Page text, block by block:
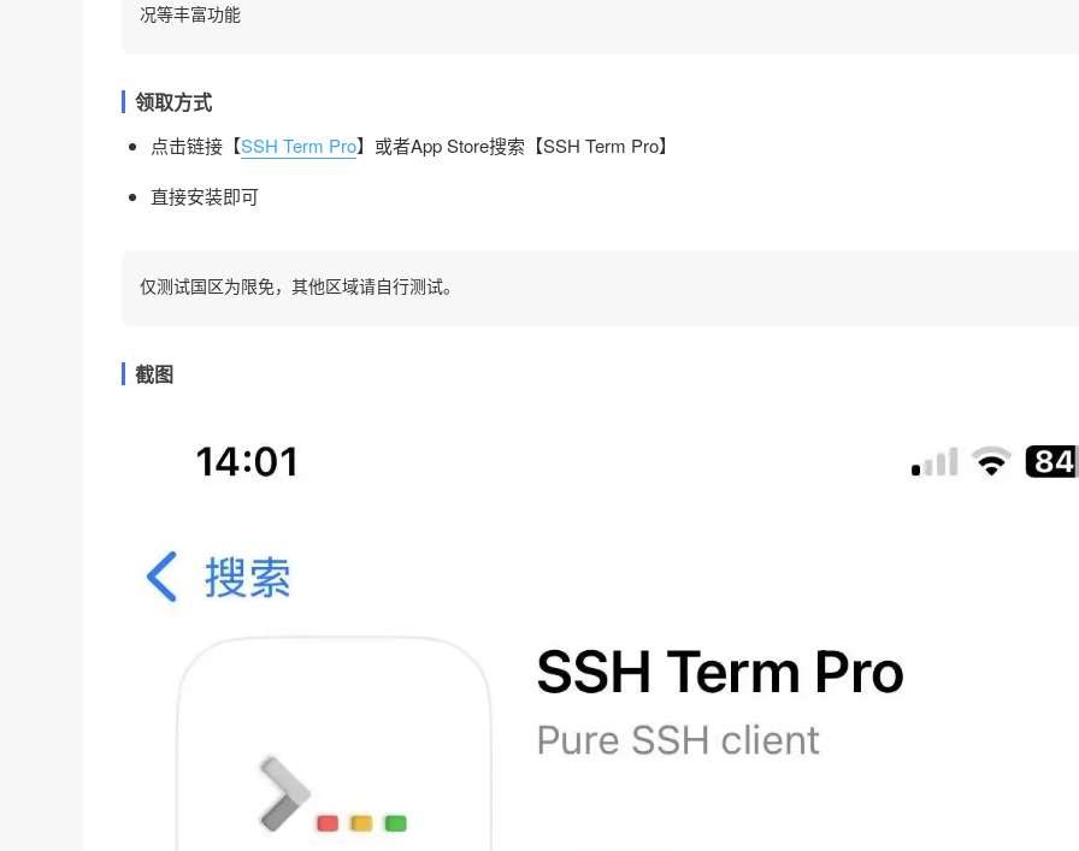
况等丰富功能
领取方式
点击链接【SSH Term Pro】或者App Store搜索【SSH Term Pro】
直接安装即可
仅测试国区为限免，其他区域请自行测试。
截图